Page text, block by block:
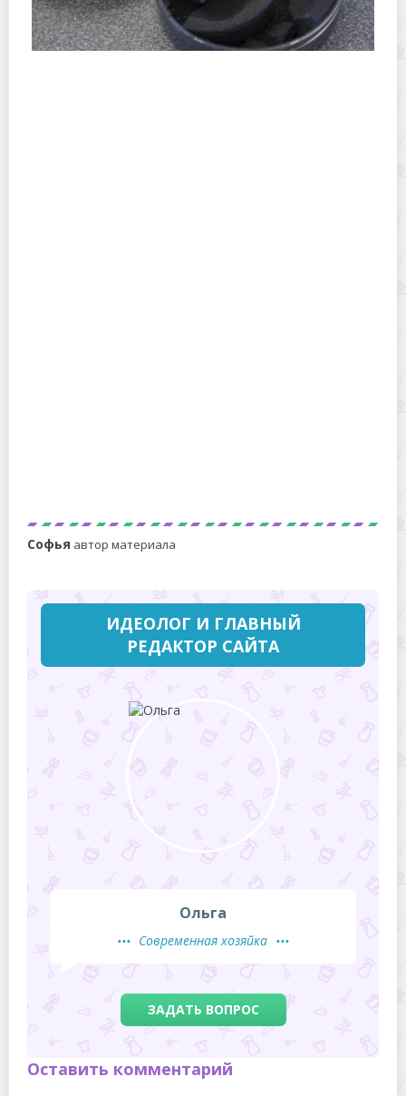
Софья автор материала
ИДЕОЛОГ И ГЛАВНЫЙ
РЕДАКТОР САЙТА
Ольга
Современная хозяйка
ЗАДАТЬ ВОПРОС
Оставить комментарий